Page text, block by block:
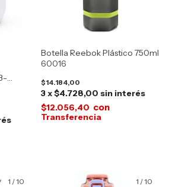
Botella Reebok Plástico 750ml
60016
$14.184,00
3x$4.728,00 sin interés
$12.056,40 con
1 /10 1 /10